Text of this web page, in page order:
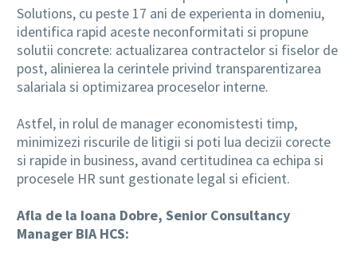
Solutions, cu peste 17 ani de experienta in domeniu,
identifica rapid aceste neconformitati si propune
solutii concrete: actualizarea contractelor si fiselor de
post, alinierea la cerintele privind transparentizarea
salariala si optimizarea proceselor interne.
Astfel, in rolul de manager economistesti timp,
minimizezi riscurile de litigii si poti lua decizii corecte
si rapide in business, avand certitudinea ca echipa si
procesele HR sunt gestionate legal si eficient.
Afla de la Ioana Dobre, Senior Consultancy
Manager BIA HCS: